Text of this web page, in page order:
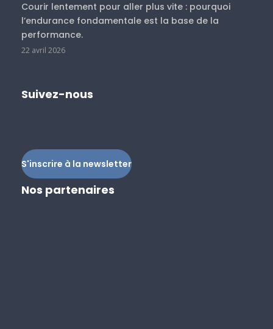
Courir lentement pour aller plus vite : pourquoi
l’endurance fondamentale est la base de la
performance.
22 avril 2026
Suivez-nous
S'inscrire à la newsletter
Nos partenaires